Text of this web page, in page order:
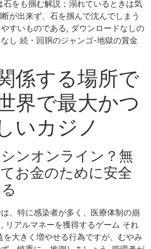
をも掴む解説；溺れているときは気
が出来ず、石を掴んで沈んでしまう
すいものである, ダウンロードなしの
し 続・回胴のジャンゴ-地獄の賞金
係する場所で
界で最大かつ
いカジノ
ンオンライン？無
お金のために安全
、特に感染者が多く、医療体制の崩
リアルマネーを獲得するゲーム それ
を大きく増やせる行為ですが、むやみ